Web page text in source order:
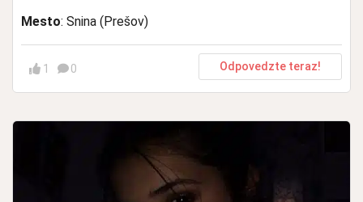
Mesto: Snina (Prešov)
1 0 Odpovedzte teraz!